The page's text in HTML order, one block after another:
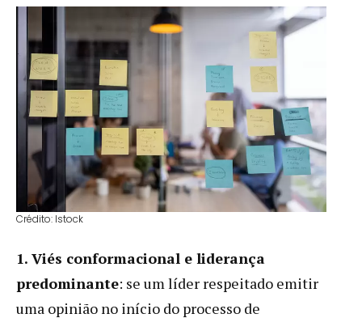
Crédito: Istock
1. Viés conformacional e liderança
predominante: se um líder respeitado emitir
uma opinião no início do processo de